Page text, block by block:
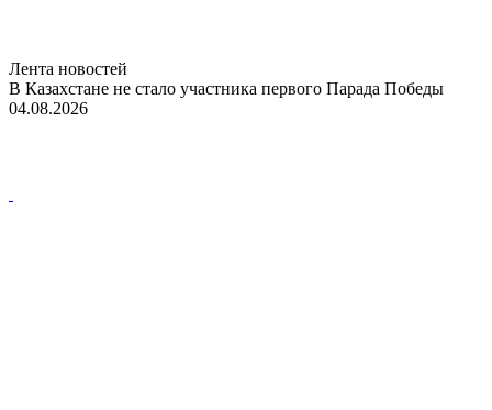
Лента новостей
В Казахстане не стало участника первого Парада Победы
04.08.2026